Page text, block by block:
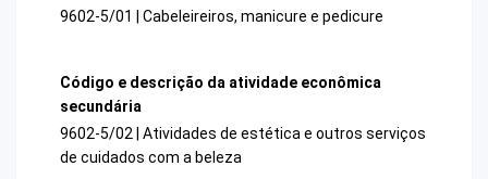
9602-5/01 | Cabeleireiros, manicure e pedicure
Código e descrição da atividade econômica
secundária
9602-5/02 | Atividades de estética e outros serviços
de cuidados com a beleza